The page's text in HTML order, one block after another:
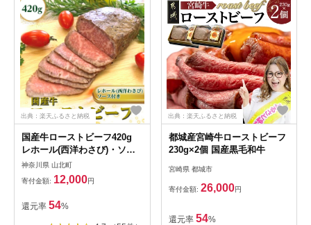
出典：楽天ふるさと納税
国産牛ローストビーフ420g
レホール(西洋わさび)・ソー
ス付き
神奈川県 山北町
寄付金額: 12,000円
還元率 54%
出典：楽天ふるさと納税
都城産宮崎牛ローストビーフ
230g×2個 国産黒毛和牛
宮崎県 都城市
寄付金額: 26,000円
還元率 54%